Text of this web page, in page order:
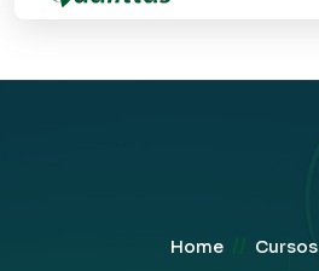
Home // Cursos